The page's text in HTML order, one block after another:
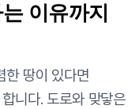
이유까지
한 땅이 있다면
니다. 도로와 맞닿은